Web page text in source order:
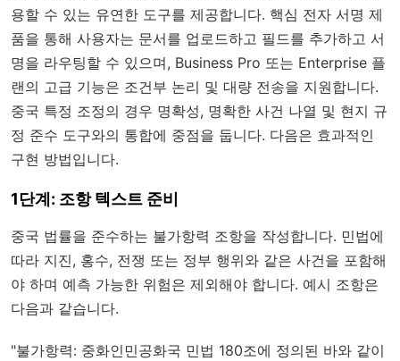
용할 수 있는 유연한 도구를 제공합니다. 핵심 전자 서명 제
품을 통해 사용자는 문서를 업로드하고 필드를 추가하고 서
명을 라우팅할 수 있으며, Business Pro 또는 Enterprise 플
랜의 고급 기능은 조건부 논리 및 대량 전송을 지원합니다.
중국 특정 조정의 경우 명확성, 명확한 사건 나열 및 현지 규
정 준수 도구와의 통합에 중점을 둡니다. 다음은 효과적인
구현 방법입니다.
1단계: 조항 텍스트 준비
중국 법률을 준수하는 불가항력 조항을 작성합니다. 민법에
따라 지진, 홍수, 전쟁 또는 정부 행위와 같은 사건을 포함해
야 하며 예측 가능한 위험은 제외해야 합니다. 예시 조항은
다음과 같습니다.
"불가항력: 중화인민공화국 민법 180조에 정의된 바와 같이